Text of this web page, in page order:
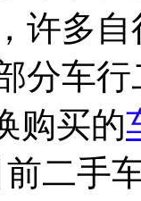
许多
分车
购买的
二手